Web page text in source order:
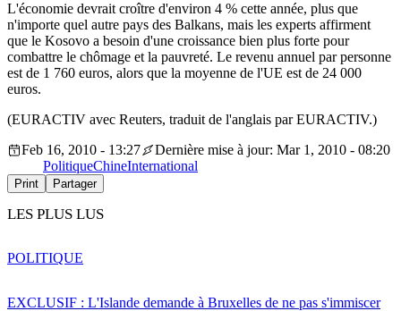
L'économie devrait croître d'environ 4 % cette année, plus que
n'importe quel autre pays des Balkans, mais les experts affirment
que le Kosovo a besoin d'une croissance bien plus forte pour
combattre le chômage et la pauvreté. Le revenu annuel par personne
est de 1 760 euros, alors que la moyenne de l'UE est de 24 000
euros.
(EURACTIV avec Reuters, traduit de l'anglais par EURACTIV.)
Feb 16, 2010 - 13:27
Dernière mise à jour: Mar 1, 2010 - 08:20
PolitiqueChineInternational
Print Partager
LES PLUS LUS
EXCLUSIF : L'Islande demande à Bruxelles de ne pas s'immiscer
POLITIQUE